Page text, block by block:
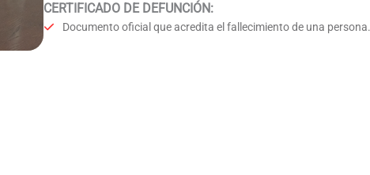
CERTIFICADO DE DEFUNCIÓN:
Documento oficial que acredita el fallecimiento de una persona.